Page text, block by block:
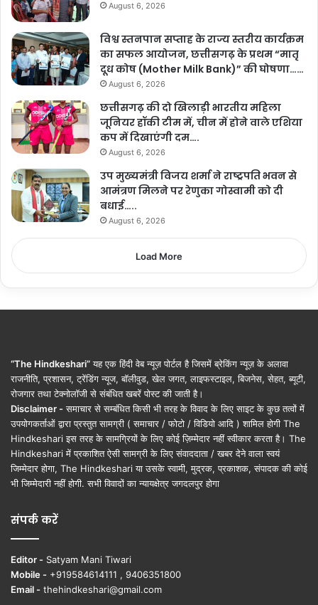
August 6, 2026
विश्व स्तनपान सप्ताह के राज्य स्तरीय कार्यक्रम
का सफल आयोजन, छत्तीसगढ़ के प्रथम “मातृ
दूध कोष (Mother Milk Bank)” की घोषणा……
August 6, 2026
छत्तीसगढ़ की दो खिलाड़ी भारतीय महिला
जूनियर हॉकी टीम में, चीन में होने वाले एशिया
कप में दिखाएंगी दम….
August 6, 2026
उप मुख्यमंत्री विजय शर्मा ने राष्ट्रपति भवन से
आमंत्रण मिलने पर रेणुका गोस्वामी को दी
बधाई…..
August 6, 2026
Load More
“The Hindkeshari”यह एक हिंदी वेब न्यूज़ पोर्टल है जिसमें ब्रेकिंग न्यूज़ के अलावा
राजनीति, प्रशासन, ट्रेंडिंग न्यूज, बॉलीवुड, खेल जगत, लाइफस्टाइल, बिजनेस, सेहत, ब्यूटी,
रोजगार तथा टेक्नोलॉजी से संबंधित खबरें पोस्ट की जाती है।
Disclaimer - समाचार से सम्बंधित किसी भी तरह के विवाद के लिए साइट के कुछ तत्वों में
उपयोगकर्ताओं द्वारा प्रस्तुत सामग्री ( समाचार / फोटो / विडियो आदि ) शामिल होगी The
Hindkeshari इस तरह के सामग्रियों के लिए कोई ज़िम्मेदार नहीं स्वीकार करता है। The
Hindkeshari में प्रकाशित ऐसी सामग्री के लिए संवाददाता / खबर देने वाला स्वयं
जिम्मेदार होगा, The Hindkeshari या उसके स्वामी, मुद्रक, प्रकाशक, संपादक की कोई
भी जिम्मेदारी नहीं होगी. सभी विवादों का न्यायक्षेत्र जगदलपुर होगा
संपर्क करें
Editor - Satyam Mani Tiwari
Mobile - +919584614111 , 9406351800
Email - thehindkeshari@gmail.com